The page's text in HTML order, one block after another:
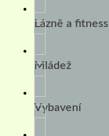
Lázně a fitness
Mládež
Vybavení